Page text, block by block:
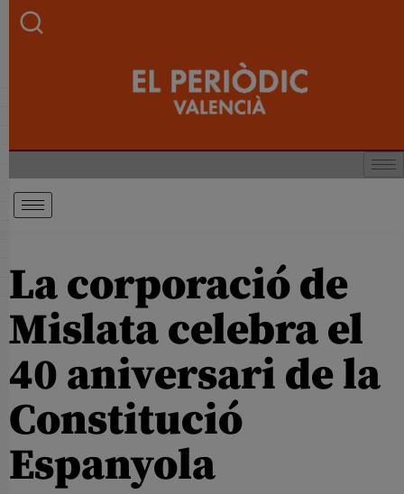
La corporació de
Mislata celebra el
40 aniversari de la
Constitució
Espanyola